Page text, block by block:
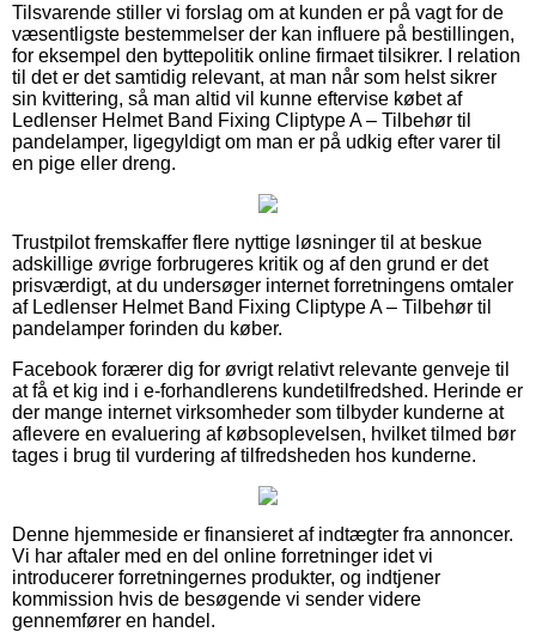
Tilsvarende stiller vi forslag om at kunden er på vagt for de
væsentligste bestemmelser der kan influere på bestillingen,
for eksempel den byttepolitik online firmaet tilsikrer. I relation
til det er det samtidig relevant, at man når som helst sikrer
sin kvittering, så man altid vil kunne eftervise købet af
Ledlenser Helmet Band Fixing Cliptype A – Tilbehør til
pandelamper, ligegyldigt om man er på udkig efter varer til
en pige eller dreng.
Trustpilot fremskaffer flere nyttige løsninger til at beskue
adskillige øvrige forbrugeres kritik og af den grund er det
prisværdigt, at du undersøger internet forretningens omtaler
af Ledlenser Helmet Band Fixing Cliptype A – Tilbehør til
pandelamper forinden du køber.
Facebook forærer dig for øvrigt relativt relevante genveje til
at få et kig ind i e-forhandlerens kundetilfredshed. Herinde er
der mange internet virksomheder som tilbyder kunderne at
aflevere en evaluering af købsoplevelsen, hvilket tilmed bør
tages i brug til vurdering af tilfredsheden hos kunderne.
Denne hjemmeside er finansieret af indtægter fra annoncer.
Vi har aftaler med en del online forretninger idet vi
introducerer forretningernes produkter, og indtjener
kommission hvis de besøgende vi sender videre
gennemfører en handel.